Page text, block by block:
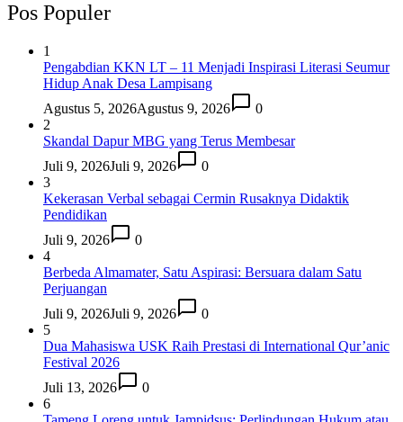
Pos Populer
1
Pengabdian KKN LT – 11 Menjadi Inspirasi Literasi Seumur
Hidup Anak Desa Lampisang
Agustus 5, 2026Agustus 9, 2026
0
2
Skandal Dapur MBG yang Terus Membesar
Juli 9, 2026Juli 9, 2026
0
3
Kekerasan Verbal sebagai Cermin Rusaknya Didaktik
Pendidikan
Juli 9, 2026
0
4
Berbeda Almamater, Satu Aspirasi: Bersuara dalam Satu
Perjuangan
Juli 9, 2026Juli 9, 2026
0
5
Dua Mahasiswa USK Raih Prestasi di International Qur’anic
Festival 2026
Juli 13, 2026
0
6